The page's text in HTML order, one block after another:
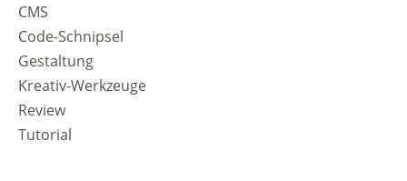
CMS
Code-Schnipsel
Gestaltung
Kreativ-Werkzeuge
Review
Tutorial